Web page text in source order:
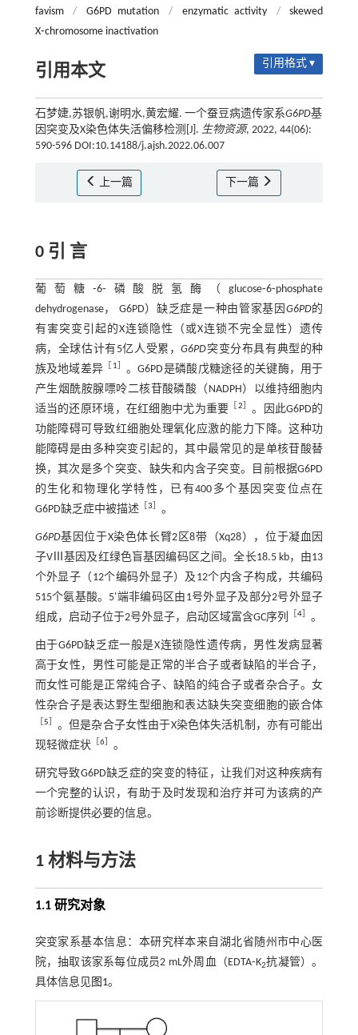
favism / G6PD mutation / enzymatic activity /
skewed
X⁃chromosome inactivation
引用本文 引用格式 ▾
石梦婕,苏银帆,谢明水,黄宏耀. 一个蚕豆病遗传家系G6PD基
因突变及X染色体失活偏移检测[J]. 生物资源, 2022, 44(06):
590-596 DOI:10.14188/j.ajsh.2022.06.007
上一篇 下一篇
0 引 言
葡萄糖⁃6⁃磷酸脱氢酶（glucose⁃6⁃phosphate
dehydrogenase， G6PD）缺乏症是一种由管家基因 G6PD的
有害突变引起的X连锁隐性（或X连锁不完全显性）遗传
病，全球估计有5亿人受累，G6PD突变分布具有典型的种
族及地域差异
1
。G6PD是磷酸戊糖途径的关键酶，用于
产生烟酰胺腺嘌呤二核苷酸磷酸（NADPH）以维持细胞内
适当的还原环境，在红细胞中尤为重要
2
。因此G6PD的
功能障碍可导致红细胞处理氧化应激的能力下降。这种功
能障碍是由多种突变引起的，其中最常见的是单核苷酸替
换，其次是多个突变、缺失和内含子突变。目前根据G6PD
的生化和物理化学特性，已有400多个基因突变位点在
G6PD缺乏症中被描述［ 3 。
G6PD基因位于X染色体长臂2区8带（Xq28），位于凝血因
子VⅢ基因及红绿色盲基因编码区之间。全长18.5 kb，由13
个外显子（12个编码外显子）及12个内含子构成，共编码
515个氨基酸。5'端非编码区由1号外显子及部分2号外显子
组成，启动子位于2号外显子，启动区域富含GC序列
4］ 。
由于G6PD缺乏症一般是X连锁隐性遗传病，男性发病显著
高于女性，男性可能是正常的半合子或者缺陷的半合子，
而女性可能是正常纯合子、缺陷的纯合子或者杂合子。女
性杂合子是表达野生型细胞和表达缺失突变细胞的嵌合体
5
。但是杂合子女性由于X染色体失活机制，亦有可能出
现轻微症状［ 6］ 。
研究导致G6PD缺乏症的突变的特征，让我们对这种疾病有
一个完整的认识，有助于及时发现和治疗并可为该病的产
前诊断提供必要的信息。
1 材料与方法
1.1 研究对象
突变家系基本信息：本研究样本来自湖北省随州市中心医
院，抽取该家系每位成员2 mL外周血（EDTA⁃K2抗凝管）。
具体信息见图1。